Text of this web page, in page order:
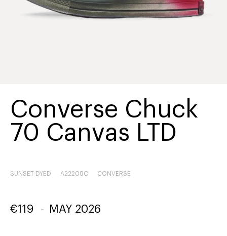
Converse Chuck
70 Canvas LTD
SUNSET DYED A22208C CONVERSE
€119 - MAY 2026